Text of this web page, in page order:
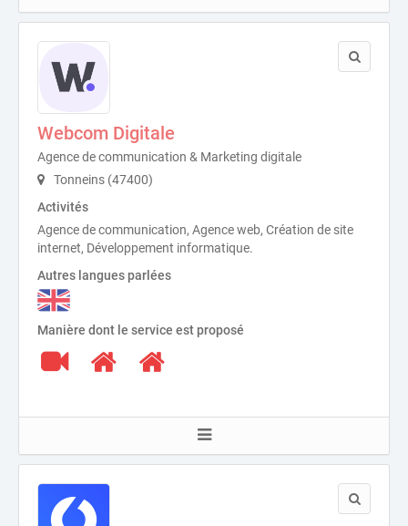
Webcom Digitale
Agence de communication & Marketing digitale
Tonneins (47400)
Activités
Agence de communication, Agence web, Création de site
internet, Développement informatique.
Autres langues parlées
Manière dont le service est proposé